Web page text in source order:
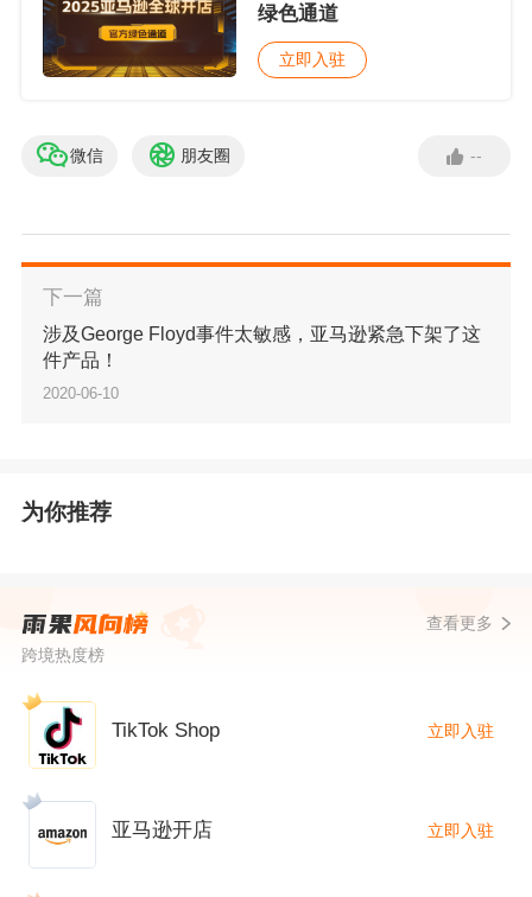
绿色通道
立即入驻
微信 朋友圈 --
下一篇
涉及George Floyd事件太敏感，亚马逊紧急下架了这
件产品！
2020-06-10
为你推荐
跨境热度榜
查看更多
TikTok Shop 立即入驻
亚马逊开店 立即入驻